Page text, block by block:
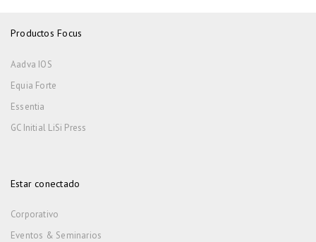
Productos Focus
Aadva IOS
Equia Forte
Essentia
GC Initial LiSi Press
Estar conectado
Corporativo
Eventos & Seminarios